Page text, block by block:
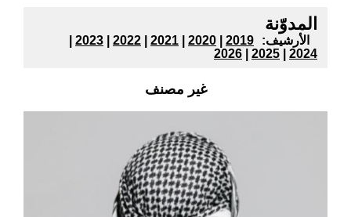
المدوّنة
:الأرشيف 2019
2020
2021
2022
2023
2024
2025
2026
غير مصنف